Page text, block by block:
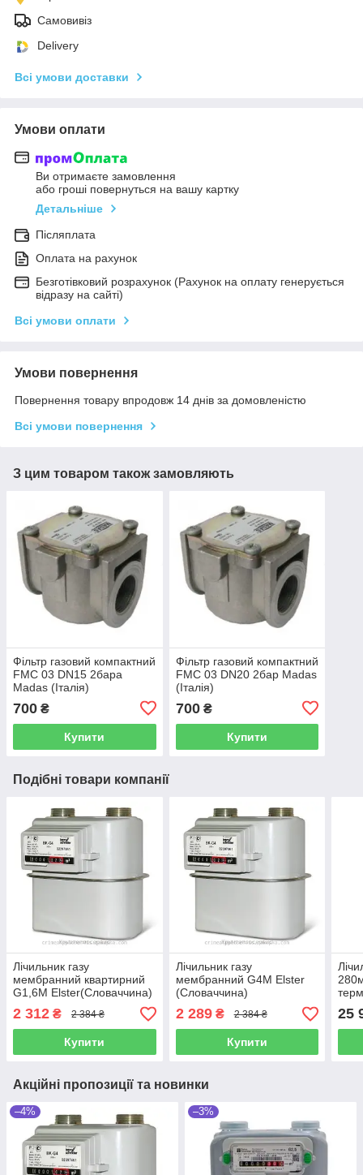
Самовивіз
Delivery
Всі умови доставки
Умови оплати
Ви отримаєте замовлення
або гроші повернуться на вашу картку
Детальніше
Післяплата
Оплата на рахунок
Безготівковий розрахунок (Рахунок на оплату генерується
відразу на сайті)
Всі умови оплати
Умови повернення
Повернення товару впродовж 14 днів за домовленістю
Всі умови повернення
З цим товаром також замовляють
Фільтр газовий компактний
FMС 03 DN15 2бара
Мadas (Італія)
700 ₴
Купити
Фільтр газовий компактний
FMС 03 DN20 2бар Мadas
(Італія)
700₴
Купити
Подібні товари компанії
Лічильник газу
мембранний квартирний
G1,6М Elster(Словаччина)
2 312 ₴ 2 384 ₴
Купити
Лічильник газу
мембранний G4М Elster
(Словаччина)
2 289₴ 2 384 ₴
Купити
25
Акційні пропозиції та новинки
–4% –3%